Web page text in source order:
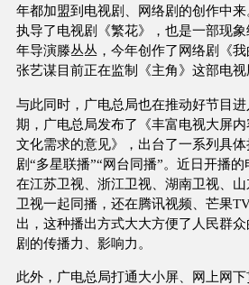
年都加盟到电视剧、网络剧的创作中来
执导了电视剧《繁花》，也是一部现
年导演滕丛丛，今年创作了网络剧《
张艺谋目前正在监制《主角》这部电视
与此同时，广电总局也在推动好节目
期，广电总局发布了《丰富电视大屏
文化需求的意见》，出台了一系列具
剧“多星联播”“网台同播”。近日开播
在江苏卫视、浙江卫视、湖南卫视、
卫视一起同播，还在腾讯视频、芒果
出，这种播出方式大大方便了人民群
剧的传播力、影响力。
此外，广电总局打通大小屏、网上网